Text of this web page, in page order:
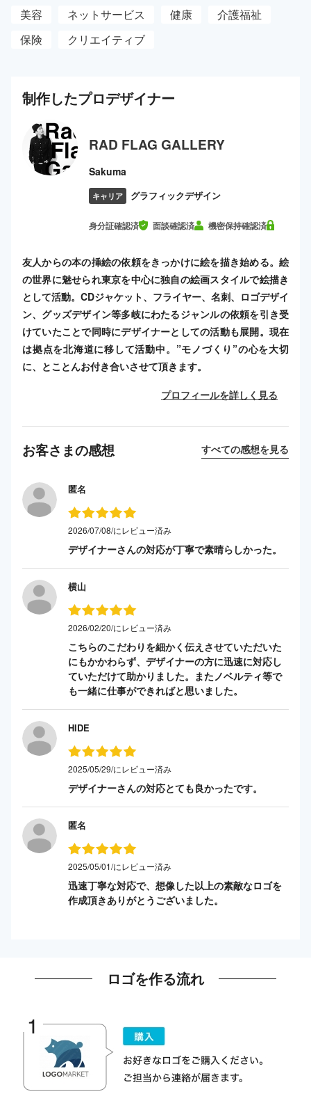
美容 ネットサービス 健康
介護福祉
保険
クリエイティブ
制作したプロデザイナー
RAD FLAG GALLERY
Sakuma
キャリア グラフィックデザイン
身分証確認済 面談確認済 機密保持確認済
友人からの本の挿絵の依頼をきっかけに絵を描き始める。絵
の世界に魅せられ東京を中心に独自の絵画スタイルで絵描き
として活動。CDジャケット、フライヤー、名刺、ロゴデザイ
ン、グッズデザイン等多岐にわたるジャンルの依頼を引き受
けていたことで同時にデザイナーとしての活動も展開。現在
は拠点を北海道に移して活動中。”モノづくり”の心を大切
に、とことんお付き合いさせて頂きます。
プロフィールを詳しく見る
お客さまの感想 すべての感想を見る
匿名
2026/07/08/にレビュー済み
デザイナーさんの対応が丁寧で素晴らしかった。
横山
2026/02/20/にレビュー済み
こちらのこだわりを細かく伝えさせていただいた
にもかかわらず、デザイナーの方に迅速に対応し
ていただけて助かりました。またノベルティ等で
も一緒に仕事ができればと思いました。
HIDE
2025/05/29/にレビュー済み
デザイナーさんの対応とても良かったです。
匿名
2025/05/01/にレビュー済み
迅速丁寧な対応で、想像した以上の素敵なロゴを
作成頂きありがとうございました。
ロゴを作る流れ